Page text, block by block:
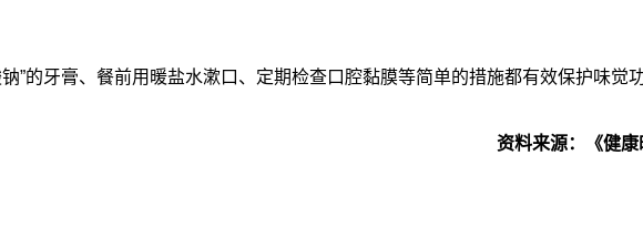
”的牙膏、餐前用暖盐水漱口、定期检查口腔黏膜等简单的措施都有效保护味觉
资料来源：《健康